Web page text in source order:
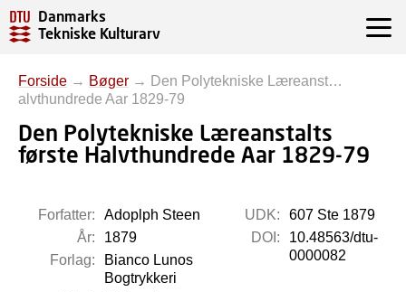
Danmarks
Tekniske Kulturarv
Forside → Bøger → Den Polytekniske Læreanst…
alvthundrede Aar 1829-79
Den Polytekniske Læreanstalts
første Halvthundrede Aar 1829-79
Forfatter:
Adoplph Steen
År:
1879
Forlag:
Bianco Lunos
Bogtrykkeri
UDK:
607 Ste 1879
DOI:
10.48563/dtu-
0000082